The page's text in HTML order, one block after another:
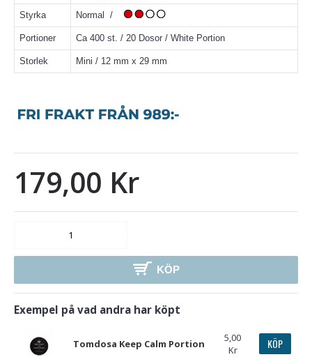
Styrka Normal /
Portioner Ca 400 st. / 20 Dosor / White Portion
Storlek Mini / 12 mm x 29 mm
179,00 Kr
KÖP
Exempel på vad andra har köpt
Tomdosa Keep Calm Portion
5,00
Kr
KÖP